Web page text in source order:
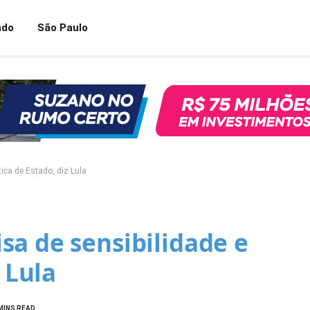
São Paulo
de Estado, diz Lula
de sensibilidade e
READ